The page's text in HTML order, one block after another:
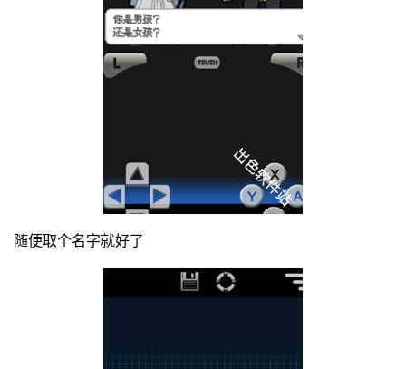
随便取个名字就好了